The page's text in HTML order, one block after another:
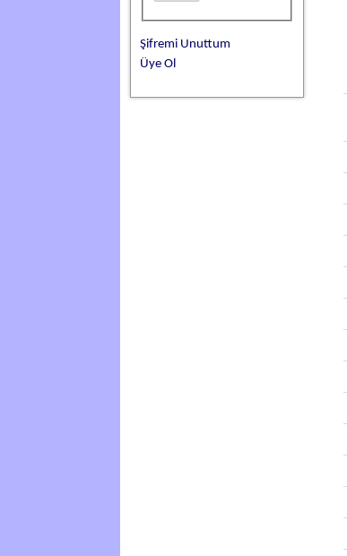
Şifremi Unuttum
Üye Ol